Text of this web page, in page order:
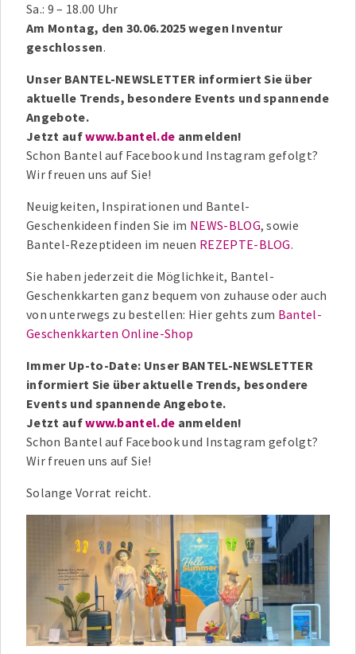
Sa.: 9 – 18.00 Uhr
Am Montag, den 30.06.2025 wegen Inventur
geschlossen.
Unser BANTEL-NEWSLETTER informiert Sie über
aktuelle Trends, besondere Events und spannende
Angebote.
Jetzt aufwww.bantel.de anmelden!
Schon Bantel auf Facebook und Instagram gefolgt?
Wir freuen uns auf Sie!
Neuigkeiten, Inspirationen und Bantel-
Geschenkideen finden Sie im NEWS-BLOG, sowie
Bantel-Rezeptideen im neuen REZEPTE-BLOG.
Sie haben jederzeit die Möglichkeit, Bantel-
Geschenkkarten ganz bequem von zuhause oder auch
von unterwegs zu bestellen: Hier gehts zum Bantel-
Geschenkkarten Online-Shop
Immer Up-to-Date: Unser BANTEL-NEWSLETTER
informiert Sie über aktuelle Trends, besondere
Events und spannende Angebote.
Jetzt aufwww.bantel.de anmelden!
Schon Bantel auf Facebook und Instagram gefolgt?
Wir freuen uns auf Sie!
Solange Vorrat reicht.